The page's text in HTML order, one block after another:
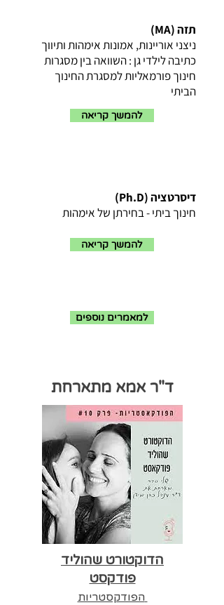
תזה (MA)
ניצני אוריינות, אמונות אימהות ותיווך
כתיבה לילדי גן : השוואה בין מסגרות
חינוך פורמאליות למסגרת החינוך
הביתי
להמשך קריאה
דיסרטציה (Ph.D)
חינוך ביתי - בחירתן של אימהות
להמשך קריאה
למאמרים נוספים
ד"ר אמא מתארחת
הדוקטורט שהוליד
פודקסט
הפודקסטריות